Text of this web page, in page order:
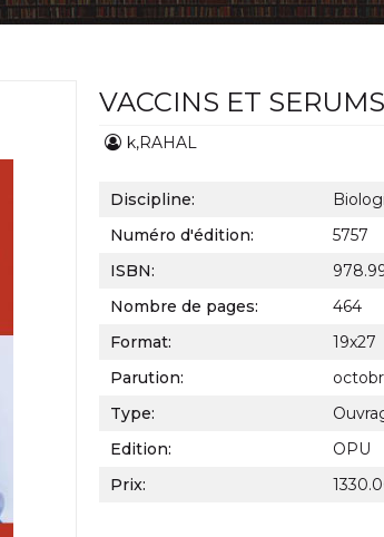
VACCINS ET SERUMS
k,RAHAL
Discipline:
Numéro d'édition:
5757
ISBN:
Nombre de pages:
464
Format:
19x27
Parution:
Type:
Edition:
OPU
Prix: